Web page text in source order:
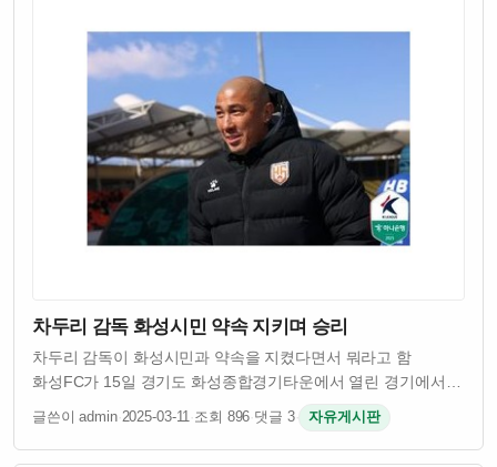
차두리 감독 화성시민 약속 지키며 승리
차두리 감독이 화성시민과 약속을 지켰다면서 뭐라고 함
화성FC가 15일 경기도 화성종합경기타운에서 열린 경기에서
승리를 거뒀음 차두리 감독이 이끄는 팀이었고 시민들이
기대했던 결과였다고 함 원래 차두리 감독은 화성시민들에게
승리를 약속했었다고 하던데 그 약속을 실제로 …
글쓴이 admin·2025-03-11·조회 896·댓글 3· 자유게시판